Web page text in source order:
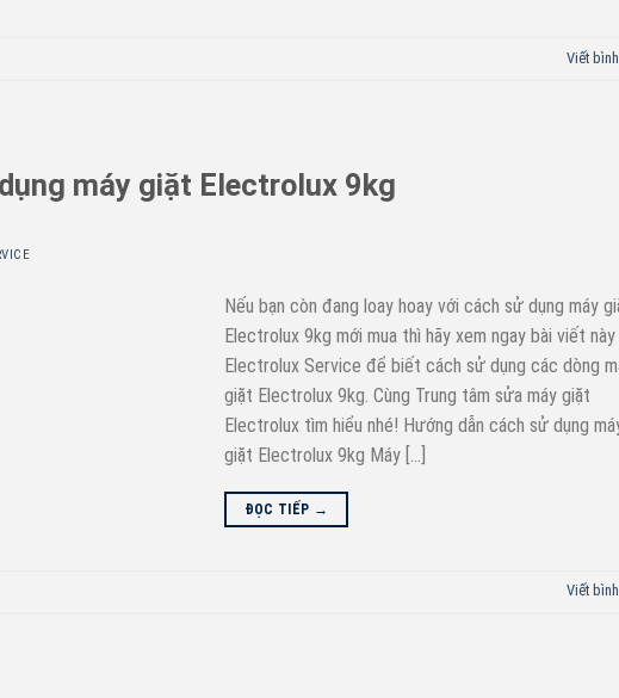
Viết
máy giặt Electrolux 9kg
Nếu bạn còn đang loay hoay với cách sử dụng máy
Electrolux 9kg mới mua thì hãy xem ngay bài viết
Electrolux Service để biết cách sử dụng các dòng
giặt Electrolux 9kg. Cùng Trung tâm sửa máy giặt
Electrolux tìm hiểu nhé! Hướng dẫn cách sử dụng
giặt Electrolux 9kg Máy […]
ĐỌC TIẾP →
Viết